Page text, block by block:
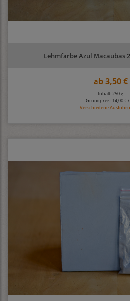
Lehmfarbe Azul Macaubas
ab3,50 €
Inhalt: 250 g
Grundpreis: 14,00 € /
Verschiedene